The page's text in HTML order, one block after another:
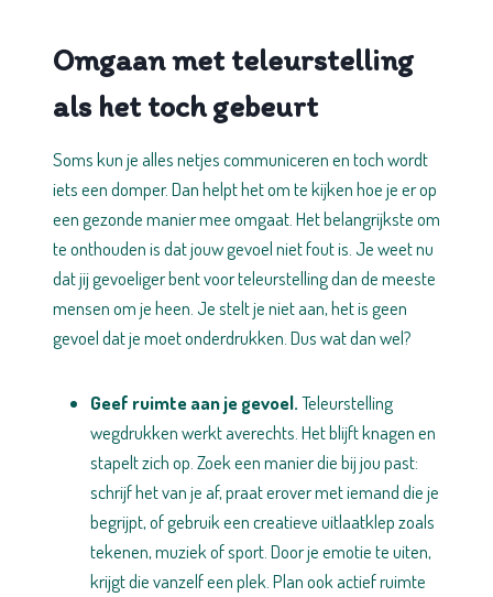
Omgaan met teleurstelling
als het toch gebeurt
Soms kun je alles netjes communiceren en toch wordt
iets een domper. Dan helpt het om te kijken hoe je er op
een gezonde manier mee omgaat. Het belangrijkste om
te onthouden is dat jouw gevoel niet fout is. Je weet nu
dat jij gevoeliger bent voor teleurstelling dan de meeste
mensen om je heen. Je stelt je niet aan, het is geen
gevoel dat je moet onderdrukken. Dus wat dan wel?
Geef ruimte aan je gevoel.Teleurstelling
wegdrukken werkt averechts. Het blijft knagen en
stapelt zich op. Zoek een manier die bij jou past:
schrijf het van je af, praat erover met iemand die je
begrijpt, of gebruik een creatieve uitlaatklep zoals
tekenen, muziek of sport. Door je emotie te uiten,
krijgt die vanzelf een plek. Plan ook actief ruimte